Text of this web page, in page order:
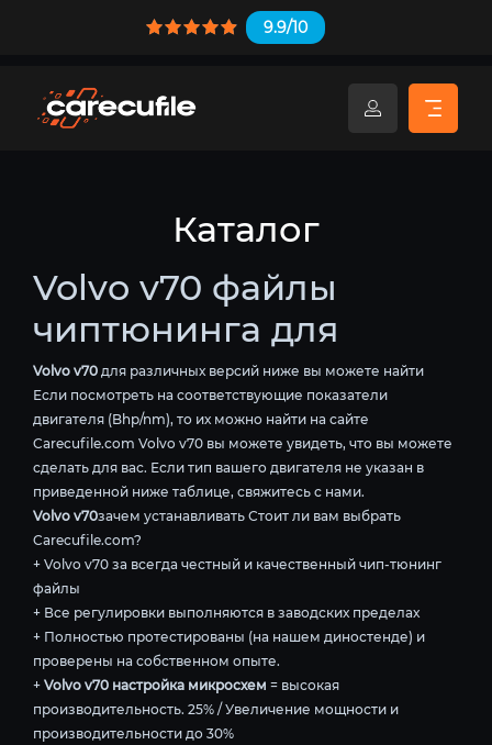
9.9/10
Каталог
Volvo v70 файлы
чиптюнинга для
Volvo v70 для различных версий ниже вы можете найти
Если посмотреть на соответствующие показатели
двигателя (Bhp/nm), то их можно найти на сайте
Carecufile.com Volvo v70 вы можете увидеть, что вы можете
сделать для вас. Если тип вашего двигателя не указан в
приведенной ниже таблице, свяжитесь с нами.
Volvo v70зачем устанавливать Стоит ли вам выбрать
Carecufile.com?
+ Volvo v70 за всегда честный и качественный чип-тюнинг
файлы
+ Все регулировки выполняются в заводских пределах
+ Полностью протестированы (на нашем диностенде) и
проверены на собственном опыте.
+ Volvo v70 настройка микросхем = высокая
производительность. 25% / Увеличение мощности и
производительности до 30%